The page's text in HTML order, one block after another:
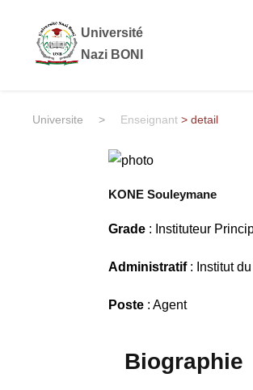
Université
Nazi BONI
Universite > Enseignant > detail
KONE Souleymane
Grade : Instituteur
Administratif : Institut
Poste : Agent
Biographie